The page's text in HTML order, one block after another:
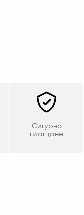
Сигурно
плащане